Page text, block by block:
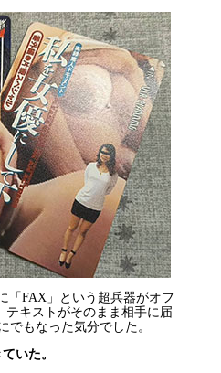
「FAX」という超兵器がオフ
テキストがそのまま相手に届
でもなった気分でした。
いた。